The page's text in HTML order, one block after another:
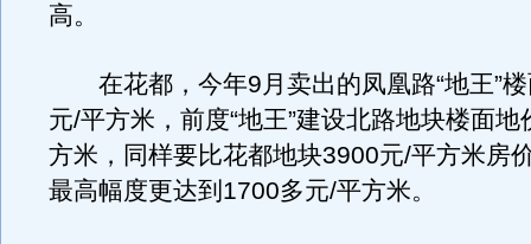
高。
在花都，今年9月卖出的凤凰路“地王”楼
元/平方米，前度“地王”建设北路地块楼面
方米，同样要比花都地块3900元/平方米房
最高幅度更达到1700多元/平方米。